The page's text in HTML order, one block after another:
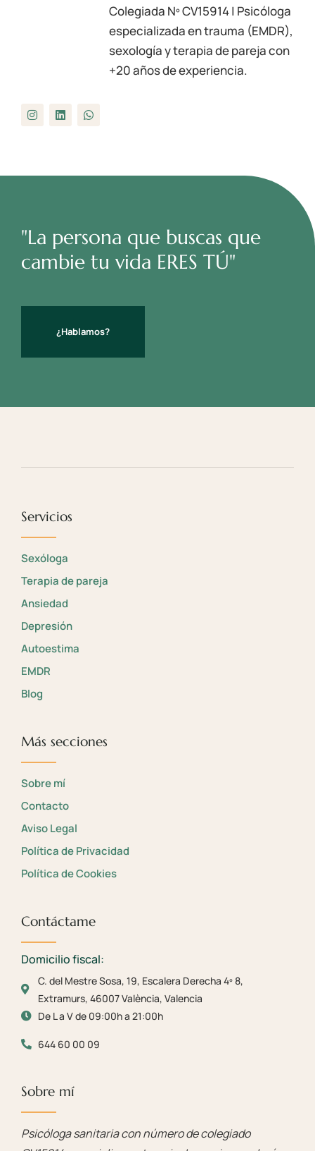
Colegiada NºCV15914| Psicóloga
especializada en trauma (EMDR),
sexología y terapia de pareja con
+20 años de experiencia.
"La persona que buscas que
cambie tu vida ERES TÚ"
¿Hablamos?
Servicios
Sexóloga
Terapia de pareja
Ansiedad
Depresión
Autoestima
EMDR
Blog
Más secciones
Sobre mí
Contacto
Aviso Legal
Política de Privacidad
Política de Cookies
Contáctame
Domicilio fiscal:
C. del Mestre Sosa, 19, Escalera Derecha 4º 8,
Extramurs, 46007 València, Valencia
De L a V de 09:00h a 21:00h
644 60 00 09
Sobre mí
Psicóloga sanitaria con número de colegiado